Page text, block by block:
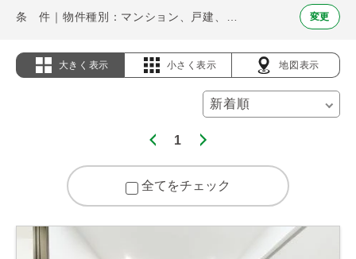
変更
大きく表示 小さく表示 地図表示
1
全てをチェック